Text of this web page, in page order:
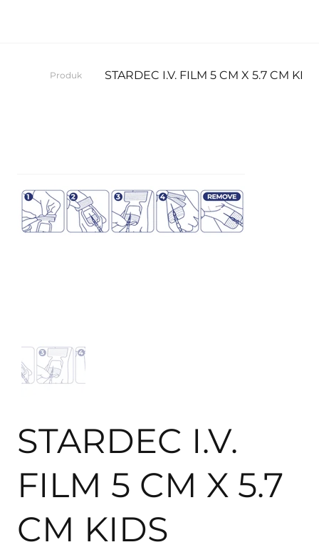
Produk STARDEC I.V. FILM 5 CM X 5.7 CM KIDS
STARDEC I.V.
FILM 5 CM X 5.7
CM KIDS